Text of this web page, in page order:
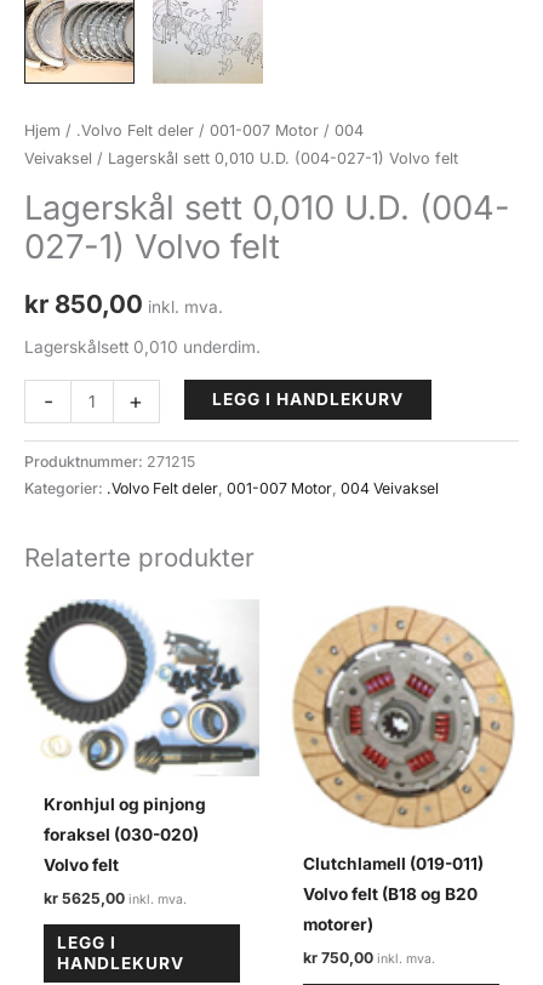
Hjem / .Volvo Felt deler / 001-007 Motor / 004
Veivaksel / Lagerskål sett 0,010 U.D. (004-027-1) Volvo felt
Lagerskål sett 0,010 U.D. (004-
027-1) Volvo felt
kr 850,00 inkl. mva.
Lagerskålsett 0,010 underdim.
-
Lagerskål
sett
0,010
U.D.
027-
Volvo
felt
antall
+ LEGG I HANDLEKURV
Produktnummer: 271215
Kategorier: .Volvo Felt deler 001-007 Motor 004 Veivaksel
Relaterte produkter
Kronhjul og pinjong
foraksel (030-020)
Volvo felt
kr 5625,00
LEGG I
HANDLEKURV
Clutchlamell (019-011)
Volvo felt (B18 og B20
motorer)
kr 750,00